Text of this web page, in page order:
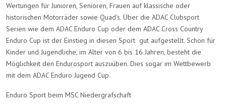
Wertungen für Junioren, Senioren, Frauen auf klassische oder
historischen Motorräder sowie Quad‘s. Über die ADAC Clubsport
Serien wie dem ADAC Enduro Cup oder dem ADAC Cross Country
Enduro Cup ist der Einstieg in diesen Sport gut aufgestellt. Schon für
Kinder und Jugendliche, im Alter von 6 bis 16 Jahren, besteht die
Möglichkeit den Endurosport auszuüben. Dies sogar im Wettbewerb
mit dem ADAC Enduro Jugend Cup.
Enduro Sport beim MSC Niedergrafschaft